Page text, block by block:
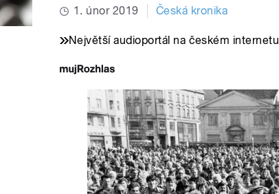
1. únor 2019 Česká kronika
Největší audioportál na českém internetu